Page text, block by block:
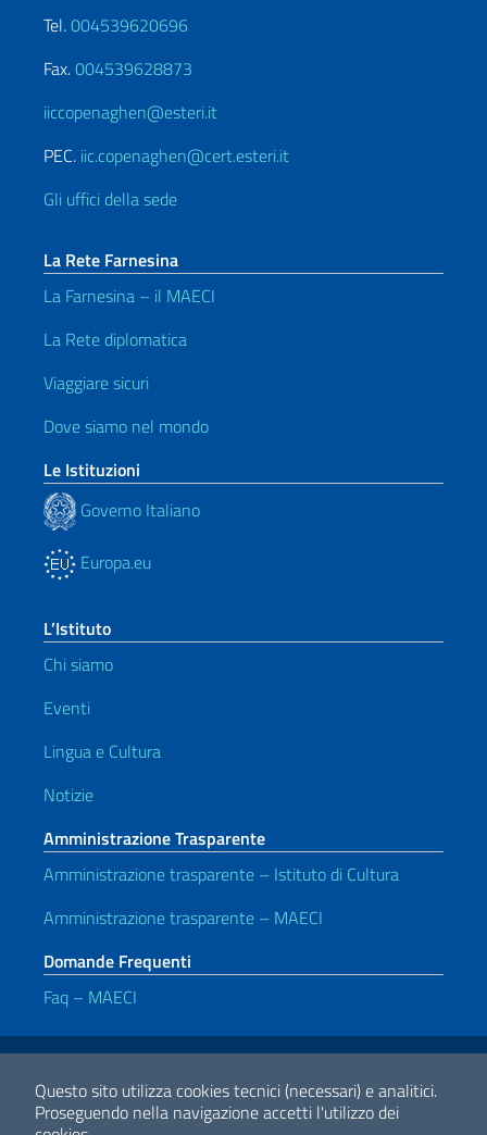
Questo sito utilizza cookies tecnici (necessari) e analitici.
Proseguendo nella navigazione accetti l'utilizzo dei
Tel.004539620696
Fax.004539628873
iiccopenaghen@esteri.it
PEC. iic.copenaghen@cert.esteri.it
Gli uffici della sede
La Rete Farnesina
La Farnesina – il MAECI
La Rete diplomatica
Viaggiare sicuri
Dove siamo nel mondo
Le Istituzioni
Governo Italiano
Europa.eu
L’Istituto
Chi siamo
Eventi
Lingua e Cultura
Notizie
Amministrazione Trasparente
Amministrazione trasparente – Istituto di Cultura
Amministrazione trasparente – MAECI
Domande Frequenti
Faq – MAECI
Link Utili